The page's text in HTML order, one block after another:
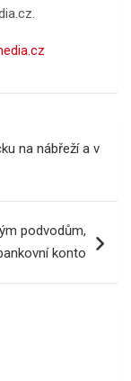
na nábřeží a v
podvodům,
konto